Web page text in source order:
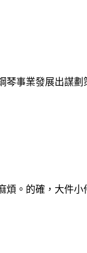
事業發展出謀
。的確，大件